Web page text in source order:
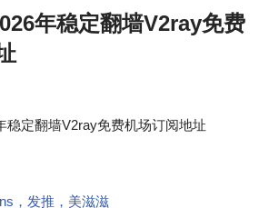
年稳定翻墙V2ray免费
稳定翻墙V2ray免费机场订阅地址